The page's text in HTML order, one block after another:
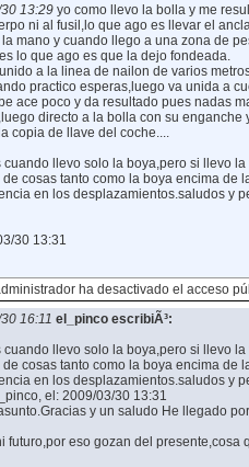
13:29 yo como llevo la bolla y me
ni al fusil,lo que ago es llevar el
mano y cuando llego a una zona de
lo que ago es que la dejo fondeada.
a la linea de nailon de varios
practico esperas,luego va unida a
ace poco y da resultado pues nadas
directo a la bolla con su enganche
copia de llave del coche....
llevo solo la boya,pero si llevo la
cosas tanto como la boya encima de
en los desplazamientos.saludos y
30 13:31
ha desactivado el acceso
16:11 el_pinco escribiÃ³:
llevo solo la boya,pero si llevo la
cosas tanto como la boya encima de
en los desplazamientos.saludos y
el: 2009/03/30 13:31
y un saludo He llegado
futuro,por eso gozan del presente,cosa